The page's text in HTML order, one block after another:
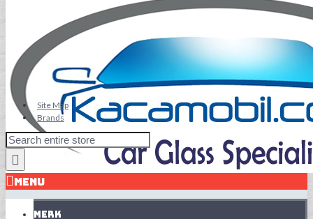
Site Map
Brands
MENU
MERK